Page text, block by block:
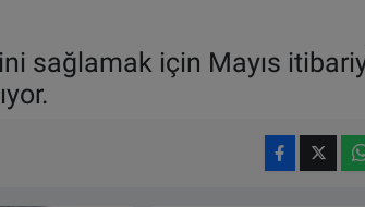
sağlamak için Mayıs